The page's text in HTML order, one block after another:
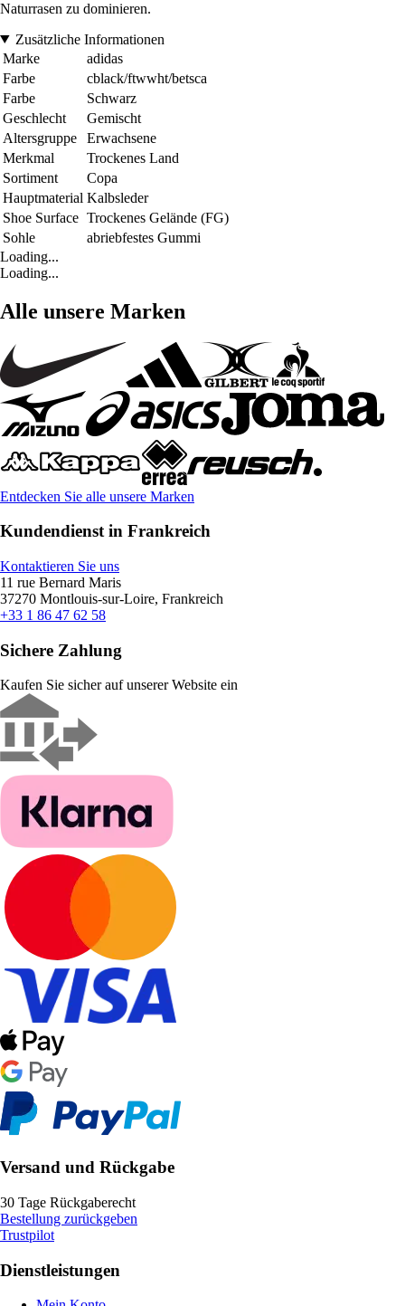
Naturrasen zu dominieren.
Zusätzliche Informationen
Marke
adidas
Farbe
cblack/ftwwht/betsca
Farbe
Schwarz
Geschlecht
Gemischt
Altersgruppe
Erwachsene
Merkmal
Trockenes Land
Sortiment
Copa
Hauptmaterial Kalbsleder
Shoe Surface Trockenes Gelände (FG)
Sohle
abriebfestes Gummi
Loading...
Loading...
Alle unsere Marken
Entdecken Sie alle unsere Marken
Kundendienst in Frankreich
Kontaktieren Sie uns
11 rue Bernard Maris
37270 Montlouis-sur-Loire, Frankreich
+33 1 86 47 62 58
Sichere Zahlung
Kaufen Sie sicher auf unserer Website ein
Versand und Rückgabe
30 Tage Rückgaberecht
Bestellung zurückgeben
Trustpilot
Dienstleistungen